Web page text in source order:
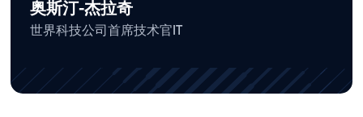
奥斯汀-杰拉奇
世界科技公司首席技术官IT